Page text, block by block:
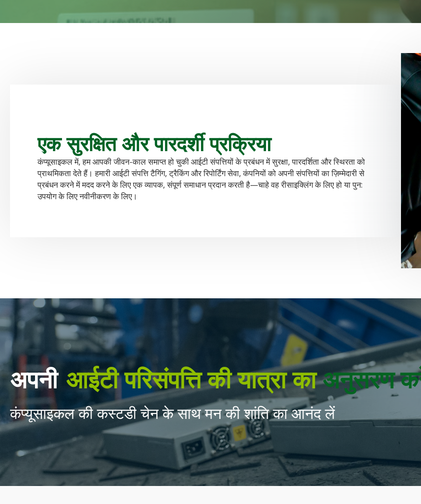
एक सुरक्षित और पारदर्शी प्रक्रिया
कंप्यूसाइकल में, हम आपकी जीवन-काल समाप्त हो चुकी आईटी संपत्तियों के प्रबंधन में सुरक्षा, पारदर्शिता और स्थिरता को
प्राथमिकता देते हैं। हमारी आईटी संपत्ति टैगिंग, ट्रैकिंग और रिपोर्टिंग सेवा, कंपनियों को अपनी संपत्तियों का ज़िम्मेदारी से
प्रबंधन करने में मदद करने के लिए एक व्यापक, संपूर्ण समाधान प्रदान करती है—चाहे वह रीसाइक्लिंग के लिए हो या पुन:
उपयोग के लिए नवीनीकरण के लिए।
अपनी आईटी परिसंपत्ति की यात्रा काअनुसरण
कंप्यूसाइकल की कस्टडी चेन के साथ मन की शांति का आनंद लें